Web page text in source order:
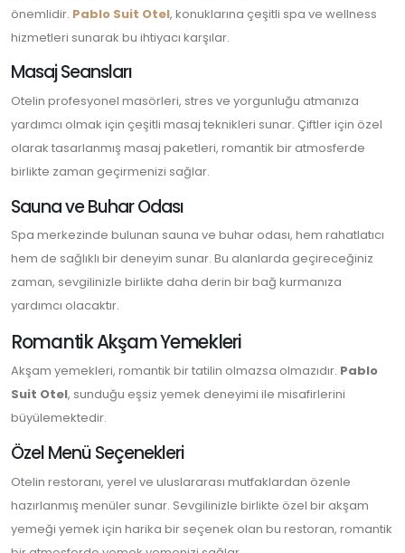
önemlidir. Pablo Suit Otel, konuklarına çeşitli spa ve wellness
hizmetleri sunarak bu ihtiyacı karşılar.
Masaj Seansları
Otelin profesyonel masörleri, stres ve yorgunluğu atmanıza
yardımcı olmak için çeşitli masaj teknikleri sunar. Çiftler için özel
olarak tasarlanmış masaj paketleri, romantik bir atmosferde
birlikte zaman geçirmenizi sağlar.
Sauna ve Buhar Odası
Spa merkezinde bulunan sauna ve buhar odası, hem rahatlatıcı
hem de sağlıklı bir deneyim sunar. Bu alanlarda geçireceğiniz
zaman, sevgilinizle birlikte daha derin bir bağ kurmanıza
yardımcı olacaktır.
Romantik Akşam Yemekleri
Akşam yemekleri, romantik bir tatilin olmazsa olmazıdır. Pablo
Suit Otel, sunduğu eşsiz yemek deneyimi ile misafirlerini
büyülemektedir.
Özel Menü Seçenekleri
Otelin restoranı, yerel ve uluslararası mutfaklardan özenle
hazırlanmış menüler sunar. Sevgilinizle birlikte özel bir akşam
yemeği yemek için harika bir seçenek olan bu restoran, romantik